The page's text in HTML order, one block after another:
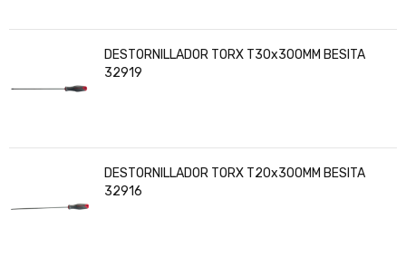
DESTORNILLADOR TORX T30x300MM BESITA
32919
DESTORNILLADOR TORX T20x300MM BESITA
32916